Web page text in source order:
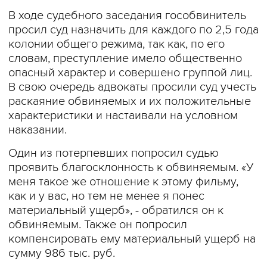
В ходе судебного заседания гособвинитель
просил суд назначить для каждого по 2,5 года
колонии общего режима, так как, по его
словам, преступление имело общественно
опасный характер и совершено группой лиц.
В свою очередь адвокаты просили суд учесть
раскаяние обвиняемых и их положительные
характеристики и настаивали на условном
наказании.
Один из потерпевших попросил судью
проявить благосклонность к обвиняемым. «У
меня такое же отношение к этому фильму,
как и у вас, но тем не менее я понес
материальный ущерб», - обратился он к
обвиняемым. Также он попросил
компенсировать ему материальный ущерб на
сумму 986 тыс. руб.